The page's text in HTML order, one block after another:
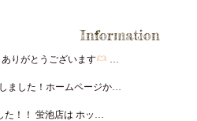
Information
りがとうございます
ました！ホームページか…
た！！ 蛍池店は ホッ…